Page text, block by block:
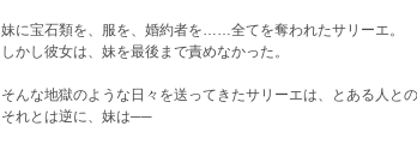
妹に宝石類を、服を、婚約者を……全てを奪われたサリーエ。
しかし彼女は、妹を最後まで責めなかった。
そんな地獄のような日々を送ってきたサリーエは、とある人と
それとは逆に、妹は──